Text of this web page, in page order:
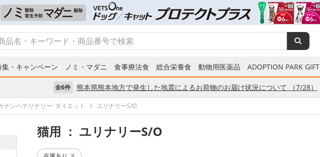
集・キャンペーン ノミ・マダニ 食事療法食 総合栄養食 動物用医薬品 ADOPTION PARK GIFT
全6件 熊本県熊本地方で発生した地震によるお荷物のお届け状況について （7/28）
ナンベテリナリー･ダイエット ユリナリーS/O
猫用 ： ユリナリーS/O